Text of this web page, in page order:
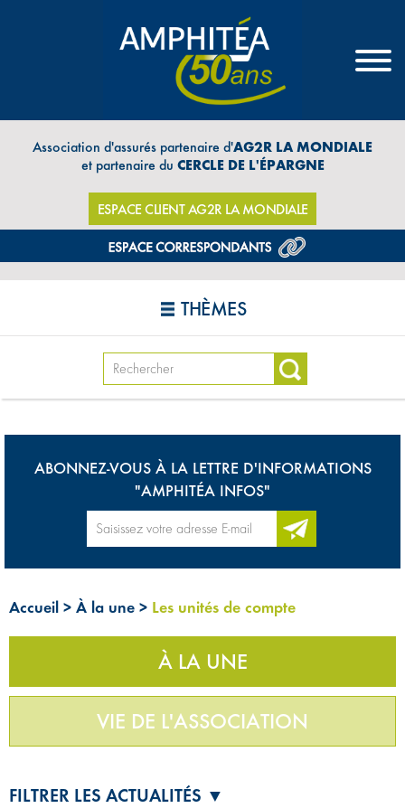
Association d'assurés partenaire d'AG2R LA MONDIALE
et partenaire du CERCLE DE L'ÉPARGNE
ESPACE CLIENT AG2R LA MONDIALE
THÈMES
ABONNEZ-VOUS À LA LETTRE D'INFORMATIONS
"AMPHITÉA INFOS"
Accueil > À la une > Les unités de compte
À LA UNE
VIE DE L'ASSOCIATION
FILTRER LES ACTUALITÉS ▼